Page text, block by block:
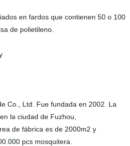
en fardos que contienen 50 o 100
de polietileno.
Co., Ltd. Fue fundada en 2002. La
la ciudad de Fuzhou,
de fábrica es de 2000m2 y
pcs mosquitera.